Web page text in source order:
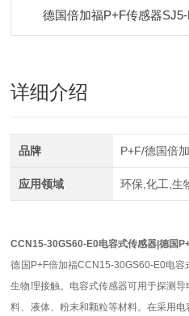
德国倍加福P+F传感器
详细介绍
品牌 P+F/德国倍
应用领域 环保,化工,生
CCN15-30GS60-E0电容式传感器|德国
德国P+F倍加福CCN15-30GS60-E0电
生物理接触。电容式传感器可用于探测
料、液体、粉末和颗粒等材料。在采用